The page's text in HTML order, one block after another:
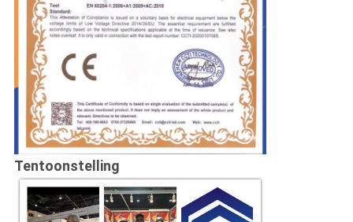
Tentoonstelling